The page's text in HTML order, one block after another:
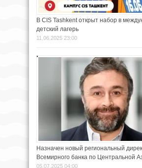
В CIS Tashkent открыт набор в
детский лагерь
11.06.2025 23:00
Назначен новый региональный
Всемирного банка по Центральной
05.07.2025 04:00